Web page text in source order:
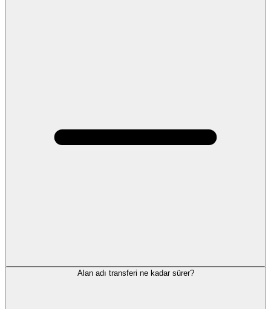
Alan adı transferi ne kadar sürer?